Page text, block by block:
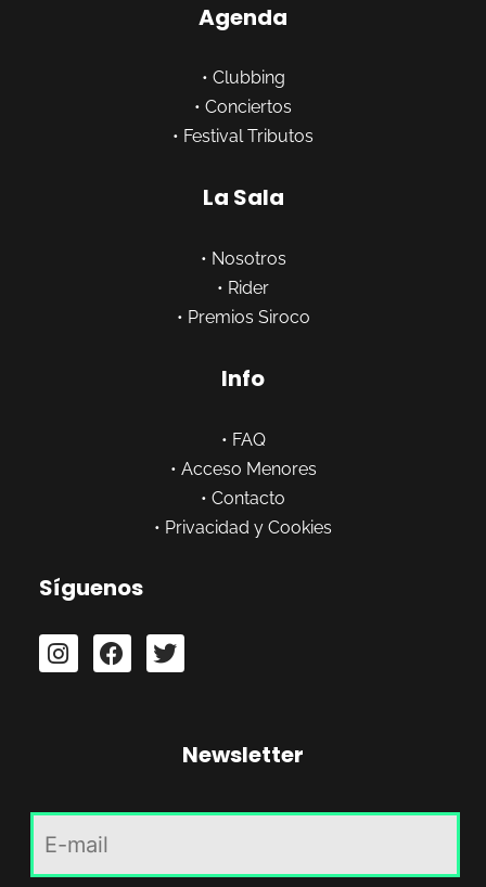
Agenda
• Clubbing
• Conciertos
• Festival Tributos
La Sala
• Nosotros
• Rider
• Premios Siroco
Info
• FAQ
• Acceso Menores
• Contacto
• Privacidad y Cookies
Síguenos
Newsletter